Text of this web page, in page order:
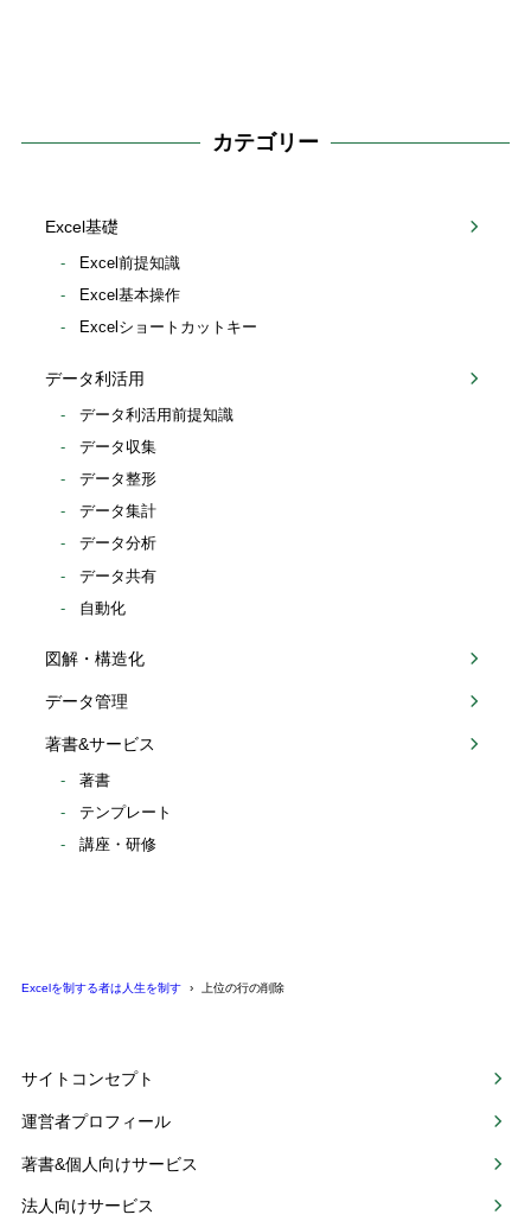
カテゴリー
Excel基礎
Excel前提知識
Excel基本操作
Excelショートカットキー
データ利活用
データ利活用前提知識
データ収集
データ整形
データ集計
データ分析
データ共有
自動化
図解・構造化
データ管理
著書&サービス
著書
テンプレート
講座・研修
Excelを制する者は人生を制す 上位の行の削除
サイトコンセプト
運営者プロフィール
著書&個人向けサービス
法人向けサービス